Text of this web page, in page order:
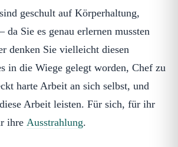
geschult auf Körperhaltung,
da Sie es genau erlernen mussten
denken Sie vielleicht diesen
in die Wiege gelegt worden, Chef zu
harte Arbeit an sich selbst, und
Arbeit leisten. Für sich, für ihr
ihre Ausstrahlung.